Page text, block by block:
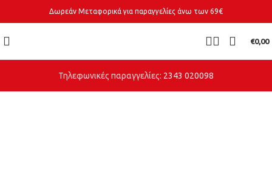
Δωρεάν Μεταφορικά για παραγγελίες άνω των 69€
€0,00
Τηλεφωνικές παραγγελίες: 2343 020098